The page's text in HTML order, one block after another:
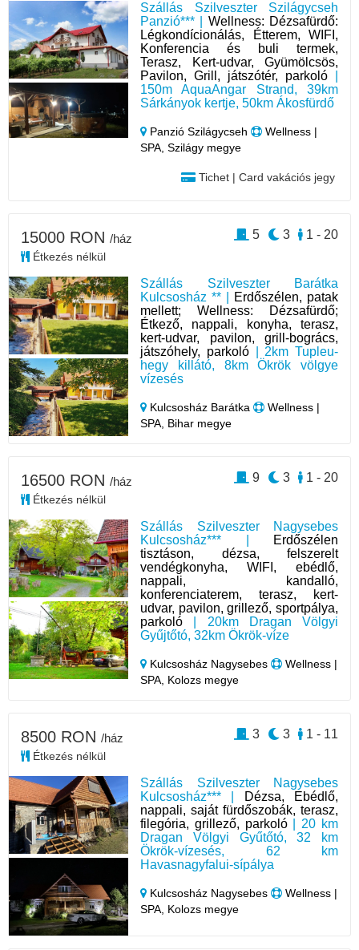
Szállás Szilveszter Szilágycseh
Panzió*** | Wellness: Dézsafürdő:
Légkondícionálás, Étterem, WIFI,
Konferencia és buli termek,
Terasz, Kert-udvar, Gyümölcsös,
Pavilon, Grill, játszótér, parkoló
150m AquaAngar Strand, 39km
Sárkányok kertje, 50km Ákosfürdő
Panzió Szilágycseh
Wellness |
SPA, Szilágy megye
Tichet | Card vakációs jegy
Szállás Szilveszter Barátka
Kulcsosház ** |
Erdőszélen, patak
mellett; Wellness: Dézsafürdő;
Étkező, nappali, konyha, terasz,
kert-udvar, pavilon, grill-bogrács,
játszóhely, parkoló| 2km Tupleu-
hegy killátó, 8km Ökrök völgye
vízesés
Kulcsosház Barátka
Wellness |
SPA, Bihar megye
15000 RON /ház
Étkezés nélkül
1 - 20
3
5
Szállás Szilveszter Nagysebes
Kulcsosház*** |
Erdőszélen
tisztáson, dézsa, felszerelt
vendégkonyha, WIFI, ebédlő,
nappali, kandalló,
konferenciaterem, terasz, kert-
udvar, pavilon, grillező, sportpálya,
parkoló | 20km Dragan Völgyi
Gyűjtőtó, 32km Ökrök-víze
Kulcsosház Nagysebes
Wellness |
SPA, Kolozs megye
16500 RON /ház
Étkezés nélkül
1 - 20
3
9
Szállás Szilveszter Nagysebes
Kulcsosház*** |
Dézsa, Ebédlő,
nappali, saját fürdőszobák, terasz,
filegória, grillező, parkoló| 20 km
Dragan Völgyi Gyűtőtó, 32 km
Ökrök-vízesés, 62 km
Havasnagyfalui-sípálya
Kulcsosház Nagysebes
Wellness |
SPA, Kolozs megye
8500 RON /ház
Étkezés nélkül
1 - 11
3
3